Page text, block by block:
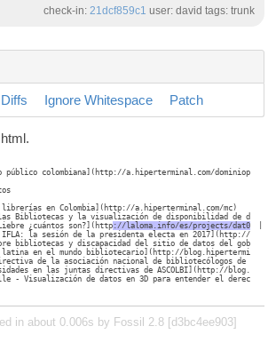
check-in: 21dcf859c1 user: david tags: trunk
Ignore Whitespace Patch
público colombiana](http://a.hiperterminal.com/
en Colombia](http://a.hiperterminal.com/mc)
Bibliotecas y la visualización de disponibilidad de
¿cuántos son?](http ://laloma.info/es/projects/dat0-
la sesión de la presidenta electa en 2017](http://
bibliotecas y discapacidad del sitio de datos del
latina en el mundo bibliotecario](http://
de la asociación nacional de bibliotecólogos de
en las juntas directivas de ASCOLBI](http://
- Visualización de datos en 3D para entender el
in about 0.006s by Fossil 2.8 [d3bc4ee903]